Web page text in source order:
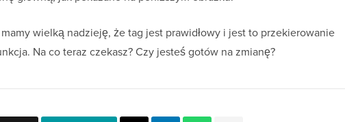
wielką nadzieję, że tag jest prawidłowy i jest to przekierowanie
Na co teraz czekasz? Czy jesteś gotów na zmianę?